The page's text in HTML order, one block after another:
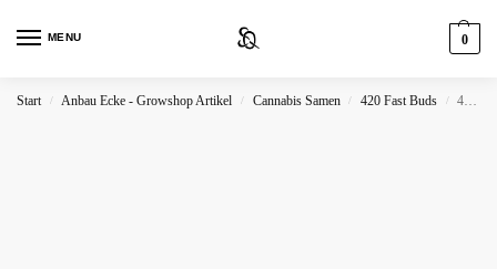
MENU 0
Start / Anbau Ecke - Growshop Artikel / Cannabis Samen / 420 Fast Buds / 420 Fast Buds Tropicana Cookies FF